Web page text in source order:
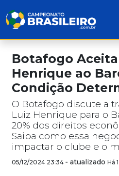
Botafogo
Henrique ao
Condição
O Botafogo discute a
Luiz Henrique para o
20% dos direitos
Saiba como essa
impactar o clube e o
05/12/2024 23:34 - atualizado Há